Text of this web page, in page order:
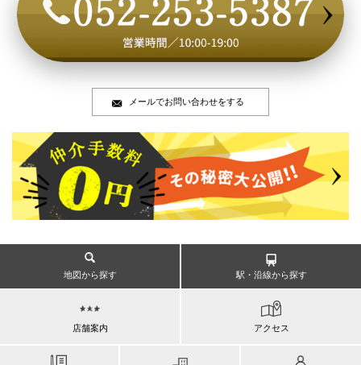
メールでお問い合わせをする
地図から探す 駅・沿線から探す
店舗案内 アクセス